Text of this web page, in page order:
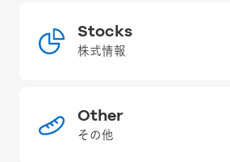
Stocks
株式情報
Other
その他